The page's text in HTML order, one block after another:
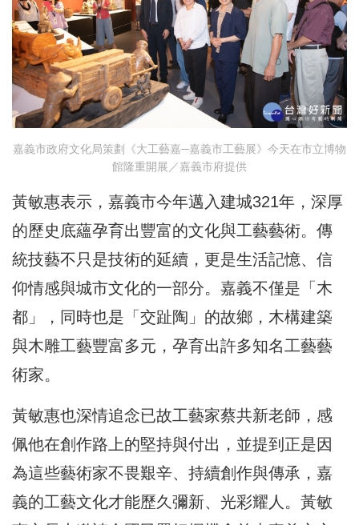
嘉義市政府文化局策劃《大工藝嘉─嘉義市工藝展》今天在市立博物
館隆重開展／嘉義市府提供
黃敏惠表示，嘉義市今年邁入建城321年，深厚
的歷史底蘊孕育出豐富的文化與工藝藝術。傳
統技藝不只是技術的延續，更是生活記憶、信
仰情感與城市文化的一部分。嘉義不僅是「木
都」，同時也是「交趾陶」的故鄉，木構建築
與木雕工藝豐富多元，孕育出許多知名工藝藝
術家。
黃敏惠也深情追念已故工藝家蔡共新老師，感
佩他在創作路上的堅持與付出，並提到正是因
為這些藝術家不畏艱辛、持續創作與傳承，嘉
義的工藝文化才能歷久彌新、光彩耀人。黃敏